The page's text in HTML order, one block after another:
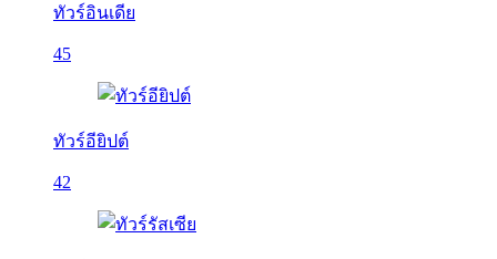
ทัวร์อินเดีย
45
ทัวร์อียิปต์
42